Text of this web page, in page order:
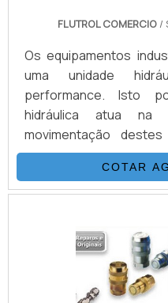
FLUTROL COMERCIO /
Os equipamentos
uma unidade
performance. Isto
hidráulica atua na
movimentação
diferentes setores da
do que um conjunto
como o termo já
para tensionamento
desde uma extrusora
papel.DETALHES
PRODUTOPara que a
COTAR